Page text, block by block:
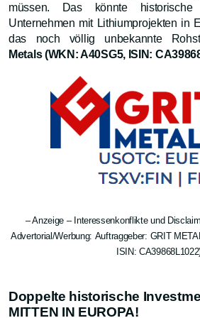
müssen. Das könnte historische
Unternehmen mit Lithiumprojekten in
das noch völlig unbekannte
Metals (WKN: A40SG5, ISIN:
– Anzeige – Interessenkonflikte und
Advertorial/Werbung: Auftraggeber: GRIT
ISIN:
Doppelte historische
MITTEN IN EUROPA!